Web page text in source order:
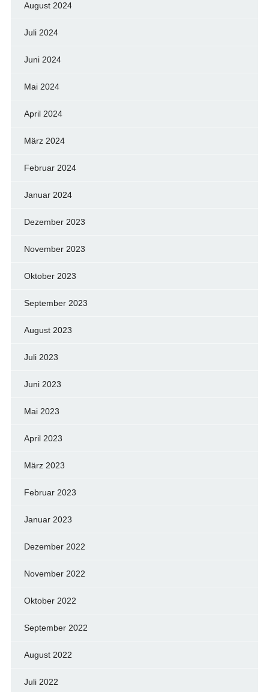
August 2024
Juli 2024
Juni 2024
Mai 2024
April 2024
März 2024
Februar 2024
Januar 2024
Dezember 2023
November 2023
Oktober 2023
September 2023
August 2023
Juli 2023
Juni 2023
Mai 2023
April 2023
März 2023
Februar 2023
Januar 2023
Dezember 2022
November 2022
Oktober 2022
September 2022
August 2022
Juli 2022